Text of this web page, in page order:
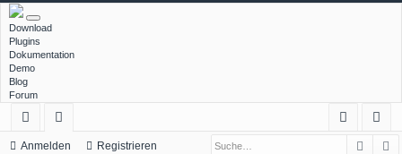
Download
Plugins
Dokumentation
Demo
Blog
Forum
ch
or
Anmelden Registrieren